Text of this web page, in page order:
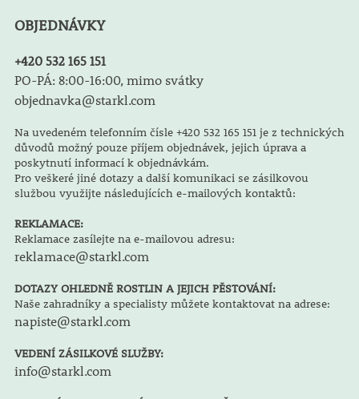
OBJEDNÁVKY
+420 532 165 151
PO-PÁ: 8:00-16:00, mimo svátky
objednavka@starkl.com
Na uvedeném telefonním čísle +420 532 165 151 je z technických
důvodů možný pouze příjem objednávek, jejich úprava a
poskytnutí informací k objednávkám.
Pro veškeré jiné dotazy a další komunikaci se zásilkovou
službou využijte následujících e-mailových kontaktů:
REKLAMACE:
Reklamace zasílejte na e-mailovou adresu:
reklamace@starkl.com
DOTAZY OHLEDNĚ ROSTLIN A JEJICH PĚSTOVÁNÍ:
Naše zahradníky a specialisty můžete kontaktovat na adrese:
napiste@starkl.com
VEDENÍ ZÁSILKOVÉ SLUŽBY:
info@starkl.com